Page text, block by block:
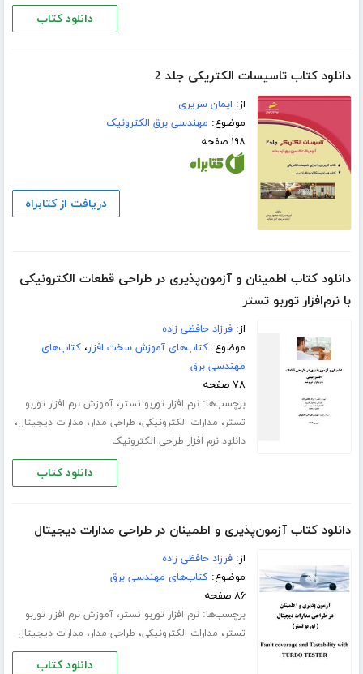
دانلود کتاب
دانلود کتاب تاسیسات الکتریکی جلد 2
از: ایمان سریری
موضوع: مهندسی برق الکترونیک
۱۹۸ صفحه
دریافت از کتابراه
دانلود کتاب اطمینان و آزمون‌پذیری در طراحی قطعات الکترونیکی
با نرم‌افزار توربو تستر
از:فرزاد حافظی زاده
موضوع:کتاب‌های آموزش سخت افزار،کتاب‌های
مهندسی برق
۷۸ صفحه
برچسب‌ها:نرم افزار توربو تستر،آموزش نرم افزار توربو
تستر، مدارات الکترونیکی، طراحی مدار، مدارات دیجیتال،
دانلود نرم افزار طراحی الکترونیک
دانلود کتاب
دانلود کتاب آزمون‌پذیری و اطمینان در طراحی مدارات دیجیتال
از:فرزاد حافظی زاده
موضوع:کتاب‌های مهندسی برق
۸۶ صفحه
برچسب‌ها:نرم افزار توربو تستر،آموزش نرم افزار توربو
تستر، مدارات الکترونیکی، طراحی مدار، مدارات دیجیتال
دانلود کتاب